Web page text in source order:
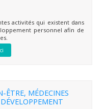
activités qui existent dans
personnel afin de
ÊTRE, MÉDECINES